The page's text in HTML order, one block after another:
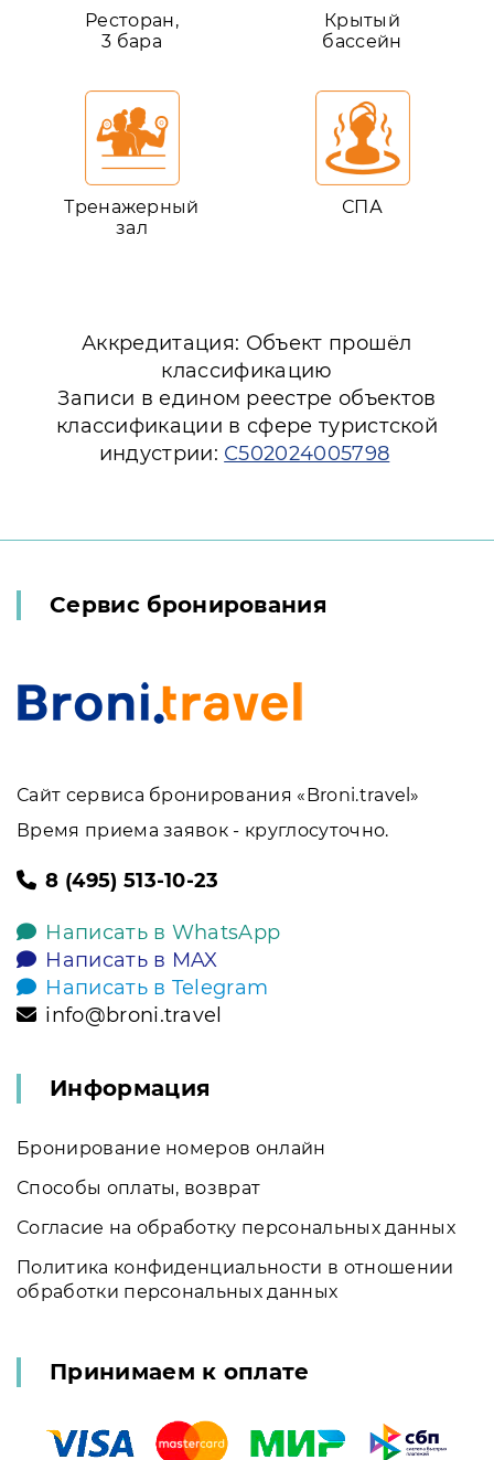
Ресторан,
3 бара
Крытый
бассейн
Тренажерный
зал
СПА
Аккредитация: Объект прошёл
классификацию
Записи в едином реестре объектов
классификации в сфере туристской
индустрии: С502024005798
Сервис бронирования
Сайт сервиса бронирования «Broni.travel»
Время приема заявок - круглосуточно.
8 (495) 513-10-23
Написать в WhatsApp
Написать в MAX
Написать в Telegram
info@broni.travel
Информация
Бронирование номеров онлайн
Способы оплаты, возврат
Согласие на обработку персональных данных
Политика конфиденциальности в отношении
обработки персональных данных
Принимаем к оплате